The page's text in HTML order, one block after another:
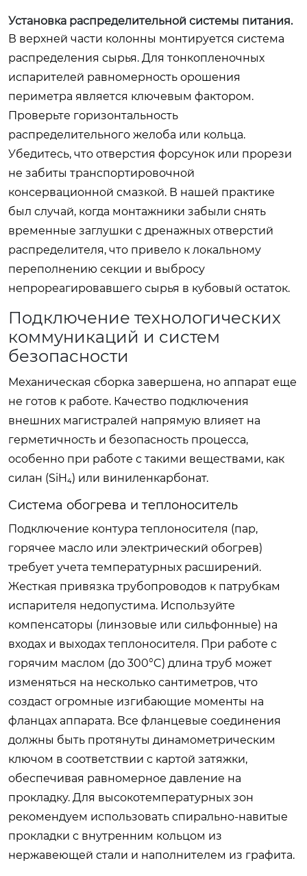
Установка распределительной системы питания.
В верхней части колонны монтируется система
распределения сырья. Для тонкопленочных
испарителей равномерность орошения
периметра является ключевым фактором.
Проверьте горизонтальность
распределительного желоба или кольца.
Убедитесь, что отверстия форсунок или прорези
не забиты транспортировочной
консервационной смазкой. В нашей практике
был случай, когда монтажники забыли снять
временные заглушки с дренажных отверстий
распределителя, что привело к локальному
переполнению секции и выбросу
непрореагировавшего сырья в кубовый остаток.
Подключение технологических
коммуникаций и систем
безопасности
Механическая сборка завершена, но аппарат еще
не готов к работе. Качество подключения
внешних магистралей напрямую влияет на
герметичность и безопасность процесса,
особенно при работе с такими веществами, как
силан (SiH₄) или виниленкарбонат.
Система обогрева и теплоноситель
Подключение контура теплоносителя (пар,
горячее масло или электрический обогрев)
требует учета температурных расширений.
Жесткая привязка трубопроводов к патрубкам
испарителя недопустима. Используйте
компенсаторы (линзовые или сильфонные) на
входах и выходах теплоносителя. При работе с
горячим маслом (до 300°C) длина труб может
изменяться на несколько сантиметров, что
создаст огромные изгибающие моменты на
фланцах аппарата. Все фланцевые соединения
должны быть протянуты динамометрическим
ключом в соответствии с картой затяжки,
обеспечивая равномерное давление на
прокладку. Для высокотемпературных зон
рекомендуем использовать спирально-навитые
прокладки с внутренним кольцом из
нержавеющей стали и наполнителем из графита.